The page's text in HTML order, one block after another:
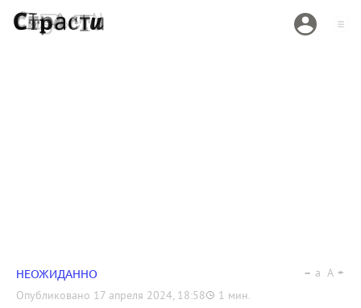
НЕОЖИДАННО
Опубликовано 17 апреля 2024, 18:58 1 мин.
a A